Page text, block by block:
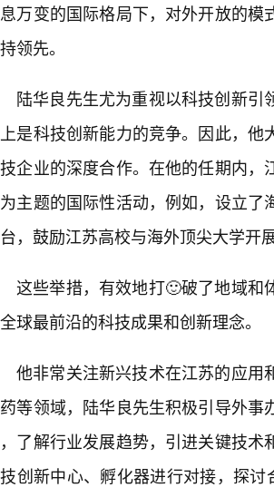
万变的国际格局下，对外开放的
领先。
陆华良先生尤为重视以科技创新
是科技创新能力的竞争。因此，
企业的深度合作。在他的任期内
主题的国际性活动，例如，设立
，鼓励江苏高校与海外顶尖大学开
这些举措，有效地打🙂破了地域和
球最前沿的科技成果和创新理念。
他非常关注新兴技术在江苏的应用
等领域，陆华良先生积极引导外
了解行业发展趋势，引进关键技
创新中心、孵化器进行对接，探